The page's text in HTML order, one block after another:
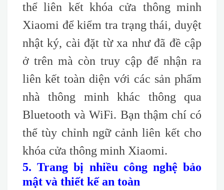
thể liên kết khóa cửa thông minh
Xiaomi để kiểm tra trạng thái, duyệt
nhật ký, cài đặt từ xa như đã đề cập
ở trên mà còn truy cập để nhận ra
liên kết toàn diện với các sản phẩm
nhà thông minh khác thông qua
Bluetooth và WiFi. Bạn thậm chí có
thể tùy chỉnh ngữ cảnh liên kết cho
khóa cửa thông minh Xiaomi.
5. Trang bị nhiều công nghệ bảo
mật và thiết kế an toàn